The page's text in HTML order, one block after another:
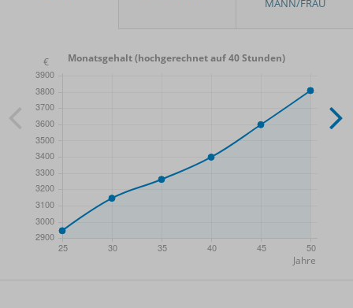
Monatsgehalt (hochgerechnet auf 40 Stunden)